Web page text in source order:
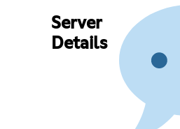
Server
Details